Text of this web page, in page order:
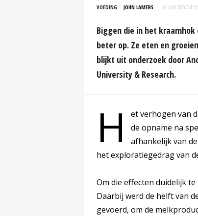
VOEDING JOHN LAMERS 04 JUN 2020 OM
Biggen die in het
beter op. Ze eten en
blijkt uit onderzoek door
University & Research.
H
et verhogen van
de opname na
afhankelijk van
het exploratiegedrag van
Om die effecten duidelijk
Daarbij werd de helft van
gevoerd, om de